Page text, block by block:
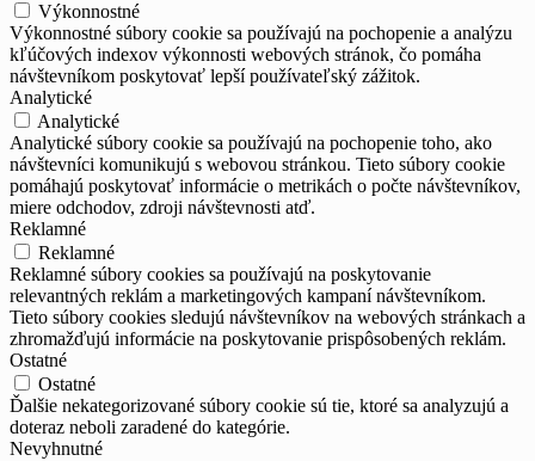
Výkonnostné
Výkonnostné súbory cookie sa používajú na pochopenie a analýzu
kľúčových indexov výkonnosti webových stránok, čo pomáha
návštevníkom poskytovať lepší používateľský zážitok.
Analytické
Analytické
Analytické súbory cookie sa používajú na pochopenie toho, ako
návštevníci komunikujú s webovou stránkou. Tieto súbory cookie
pomáhajú poskytovať informácie o metrikách o počte návštevníkov,
miere odchodov, zdroji návštevnosti atď.
Reklamné
Reklamné
Reklamné súbory cookies sa používajú na poskytovanie
relevantných reklám a marketingových kampaní návštevníkom.
Tieto súbory cookies sledujú návštevníkov na webových stránkach a
zhromažďujú informácie na poskytovanie prispôsobených reklám.
Ostatné
Ostatné
Ďalšie nekategorizované súbory cookie sú tie, ktoré sa analyzujú a
doteraz neboli zaradené do kategórie.
Nevyhnutné